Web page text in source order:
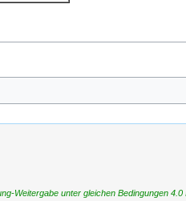
Weitergabe unter gleichen Bedingungen